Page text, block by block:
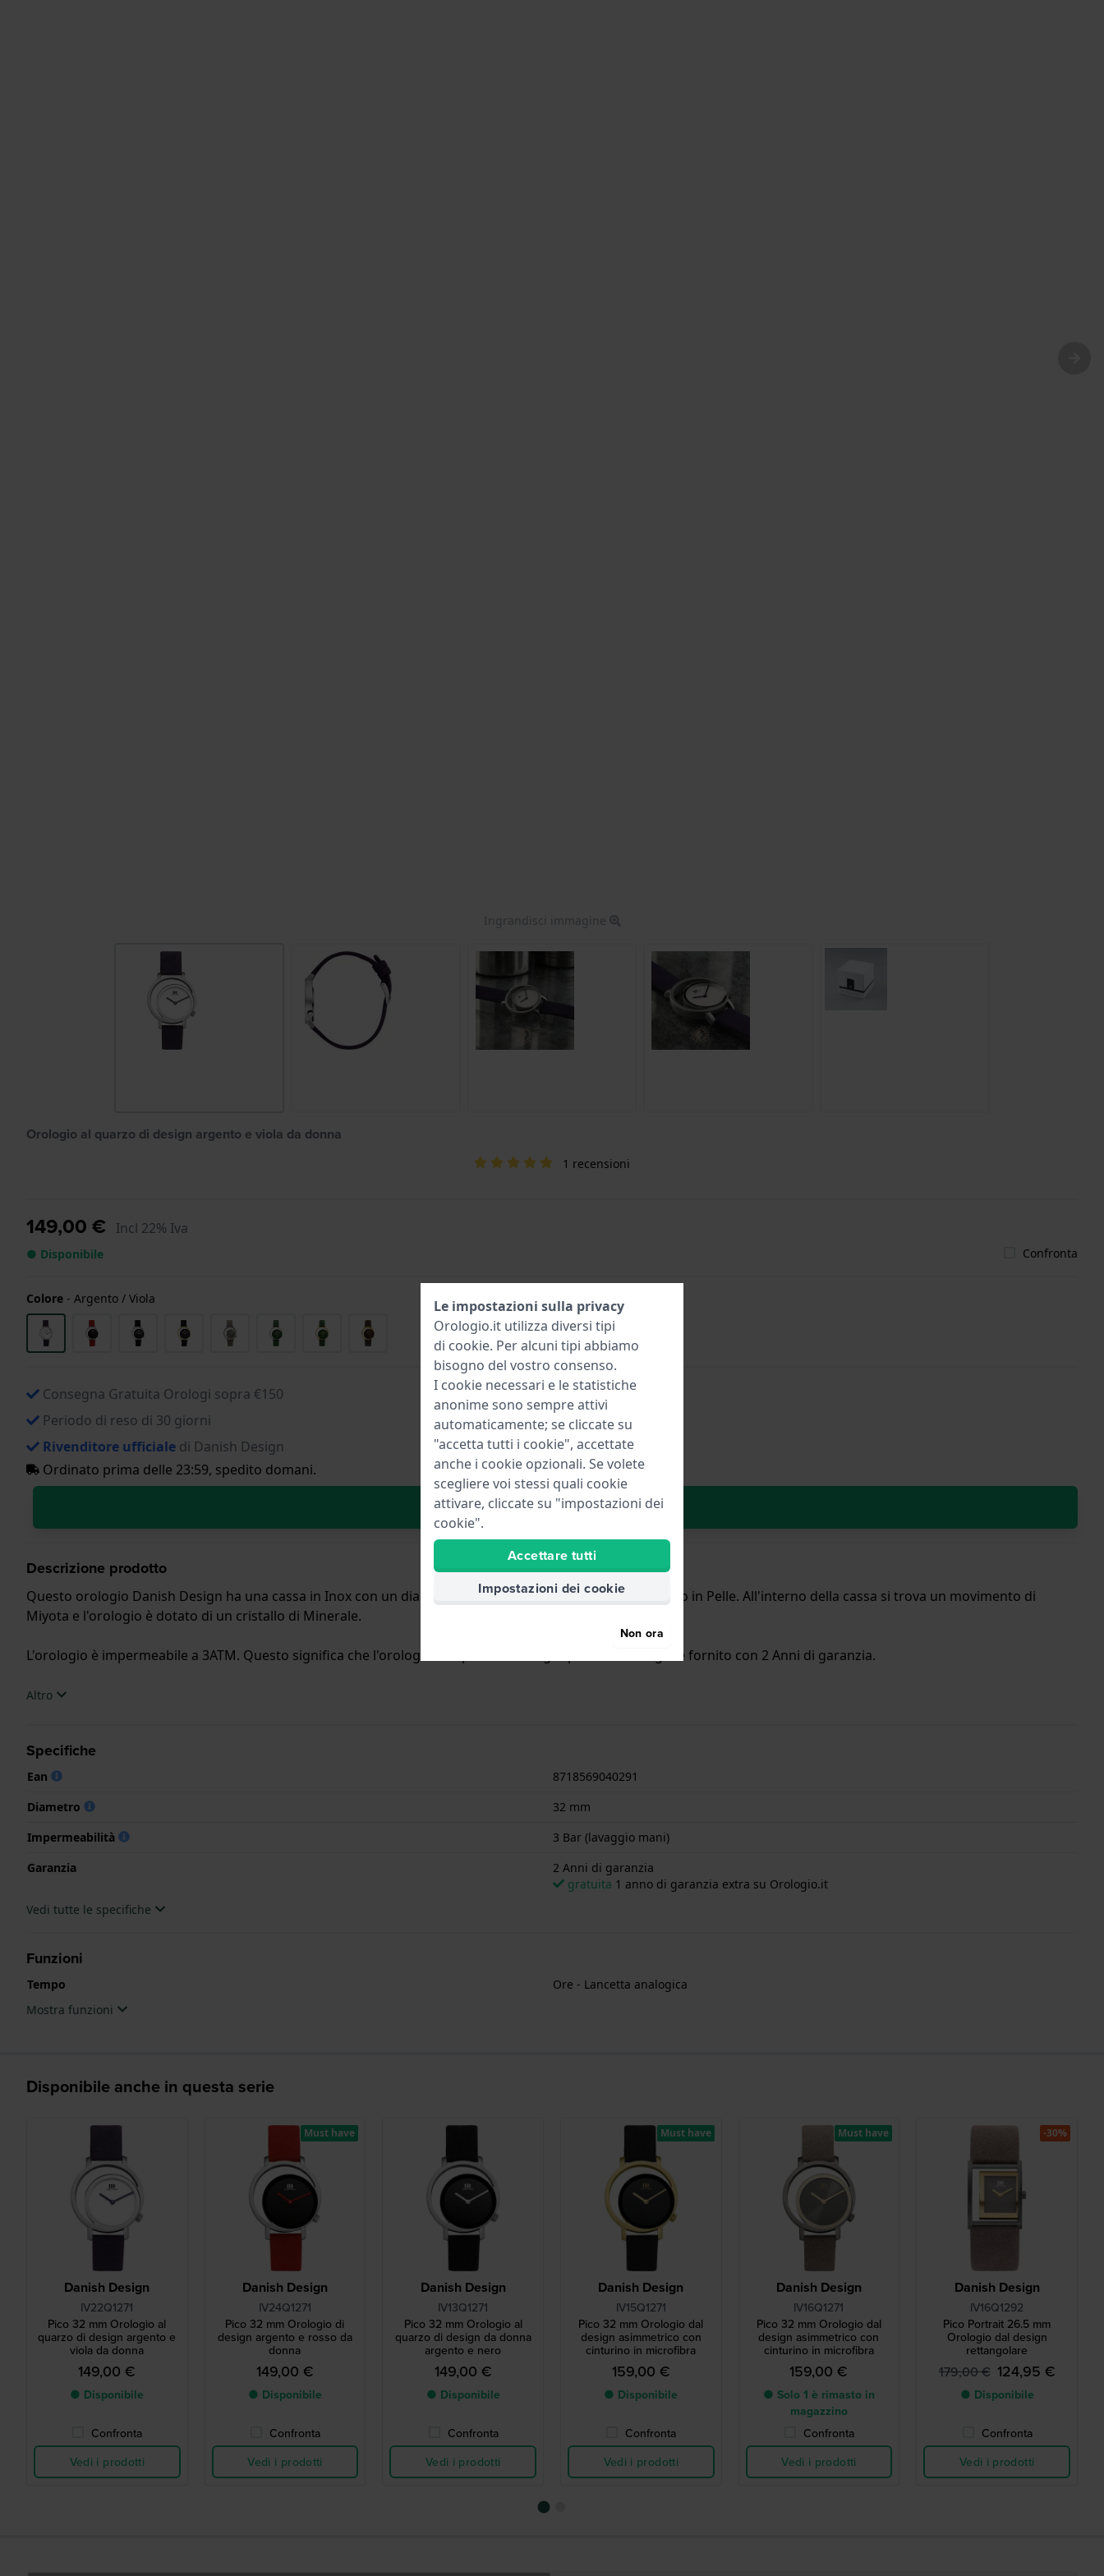
Ingrandisci immagine
Orologio al quarzo di design argento e viola da donna
1 recensioni
149,00 € Incl 22% Iva
● Disponibile Confronta
Colore - Argento / Viola
Consegna Gratuita Orologi sopra €150
Periodo di reso di 30 giorni
Rivenditore ufficiale di Danish Design
Ordinato prima delle 23:59, spedito domani.
Aggiungi al carrello
Descrizione prodotto
Questo orologio Danish Design ha una cassa in Inox con un diametro di 32 mm ed è dotato di un cinturino in Pelle. All'interno della cassa si trova un movimento di
Miyota e l'orologio è dotato di un cristallo di Minerale.
L'orologio è impermeabile a 3ATM. Questo significa che l'orologio è impermeabile agli spruzzi. L'orologio è fornito con 2 Anni di garanzia.
.Altro
Specifiche
Ean
8718569040291
Diametro
32 mm
Impermeabilità
3 Bar (lavaggio mani)
Garanzia
2 Anni di garanzia
gratuita 1 anno di garanzia extra su Orologio.it
Vedi tutte le specifiche
Funzioni
Tempo
Ore - Lancetta analogica
Mostra funzioni
Disponibile anche in questa serie
Danish Design
IV22Q1271
Pico 32 mm Orologio al
quarzo di design argento e
viola da donna
149,00 €
● Disponibile
Confronta
Vedi i prodotti
Danish Design
IV24Q1271
Pico 32 mm Orologio di
design argento e rosso da
donna
149,00 €
● Disponibile
Confronta
Vedi i prodotti
Must have
Danish Design
IV13Q1271
Pico 32 mm Orologio al
quarzo di design da donna
argento e nero
149,00 €
● Disponibile
Confronta
Vedi i prodotti
Danish Design
IV15Q1271
Pico 32 mm Orologio dal
design asimmetrico con
cinturino in microfibra
159,00 €
● Disponibile
Confronta
Vedi i prodotti
Must have
Danish Design
IV16Q1271
Pico 32 mm Orologio dal
design asimmetrico con
cinturino in microfibra
159,00 €
● Solo 1 è rimasto in
magazzino
Confronta
Vedi i prodotti
Must have
Danish Design
IV16Q1292
Pico Portrait 26.5 mm
Orologio dal design
rettangolare
179,00 € 124,95 €
● Disponibile
Confronta
Vedi i prodotti
-30%
Le impostazioni sulla privacy
Orologio.it utilizza diversi tipi
di cookie. Per alcuni tipi abbiamo
bisogno del vostro consenso.
I cookie necessari e le statistiche
anonime sono sempre attivi
automaticamente; se cliccate su
"accetta tutti i cookie", accettate
anche i cookie opzionali. Se volete
scegliere voi stessi quali cookie
attivare, cliccate su "impostazioni dei
cookie".
Accettare tutti
Impostazioni dei cookie
Non ora